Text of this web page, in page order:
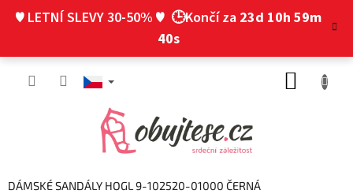
♥ LETNÍ SLEVY 30-50% ♥ 🕒Končí za 23d 10h 59m
39s
DÁMSKÉ SANDÁLY HOGL 9-102520-01000 ČERNÁ